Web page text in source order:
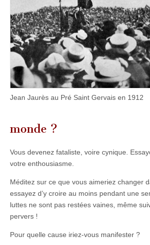
Jean Jaurès au Pré Saint Gervais en 1912
monde ?
Vous devenez fataliste, voire cynique.
votre enthousiasme.
Méditez sur ce que vous aimeriez changer
essayez d’y croire au moins pendant une
luttes ne sont pas restées vaines, même
pervers !
Pour quelle cause iriez-vous manifester ?